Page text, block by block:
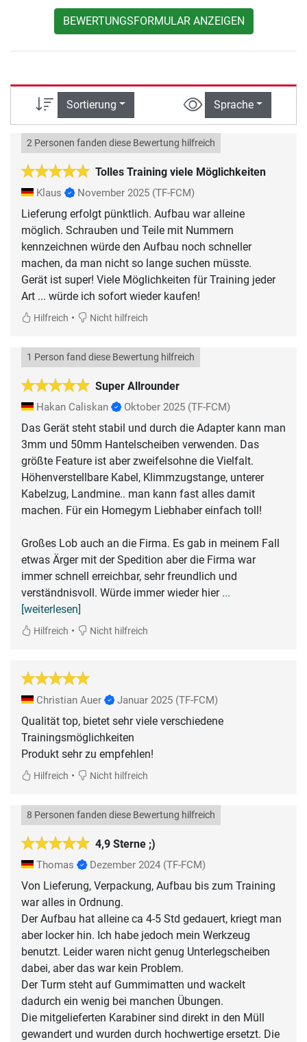
BEWERTUNGSFORMULAR ANZEIGEN
Sortierung Sprache
Tolles Training viele Möglichkeiten
2 Personen fanden diese Bewertung hilfreich
Klaus November 2025 (TF-FCM)
Lieferung erfolgt pünktlich. Aufbau war alleine
möglich. Schrauben und Teile mit Nummern
kennzeichnen würde den Aufbau noch schneller
machen, da man nicht so lange suchen müsste.
Gerät ist super! Viele Möglichkeiten für Training jeder
Art ... würde ich sofort wieder kaufen!
Hilfreich • Nicht hilfreich
Super Allrounder
1 Person fand diese Bewertung hilfreich
Hakan Caliskan Oktober 2025 (TF-FCM)
Das Gerät steht stabil und durch die Adapter kann man
3mm und 50mm Hantelscheiben verwenden. Das
größte Feature ist aber zweifelsohne die Vielfalt.
Höhenverstellbare Kabel, Klimmzugstange, unterer
Kabelzug, Landmine.. man kann fast alles damit
machen. Für ein Homegym Liebhaber einfach toll!
Großes Lob auch an die Firma. Es gab in meinem Fall
etwas Ärger mit der Spedition aber die Firma war
immer schnell erreichbar, sehr freundlich und
verständnisvoll. Würde immer wieder hier ...
[weiterlesen]
Hilfreich • Nicht hilfreich
Christian Auer Januar 2025 (TF-FCM)
Qualität top, bietet sehr viele verschiedene
Trainingsmöglichkeiten
Produkt sehr zu empfehlen!
Hilfreich • Nicht hilfreich
4,9 Sterne ;)
8 Personen fanden diese Bewertung hilfreich
Thomas Dezember 2024 (TF-FCM)
Von Lieferung, Verpackung, Aufbau bis zum Training
war alles in Ordnung.
Der Aufbau hat alleine ca 4-5 Std gedauert, kriegt man
aber locker hin. Ich habe jedoch mein Werkzeug
benutzt. Leider waren nicht genug Unterlegscheiben
dabei, aber das war kein Problem.
Der Turm steht auf Gummimatten und wackelt
dadurch ein wenig bei manchen Übungen.
Die mitgelieferten Karabiner sind direkt in den Müll
gewandert und wurden durch hochwertige ersetzt. Die